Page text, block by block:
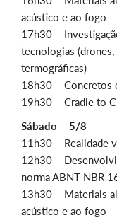
acústico e ao fogo
17h30 –
tecnologias
termográficas)
18h30 – Concretos
19h30 – Cradle to
Sábado – 5/8
11h30 – Realidade
12h30 –
norma ABNT NBR
13h30 – Materiais
acústico e ao fogo